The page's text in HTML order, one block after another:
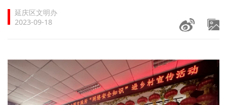
文明实践
未成年人思想道德建设
榜样人物
+
延庆区文明办
2023-09-18